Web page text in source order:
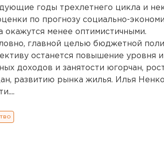
годы трехлетнего цикла и
по прогнозу социально-
окажутся менее оптимистичными.
главной целью бюджетной
останется повышение уровня
доходов и занятости югорчан,
развитию рынка жилья. Илья